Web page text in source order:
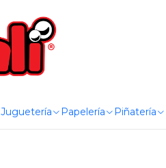
Juguetería Papelería Piñatería